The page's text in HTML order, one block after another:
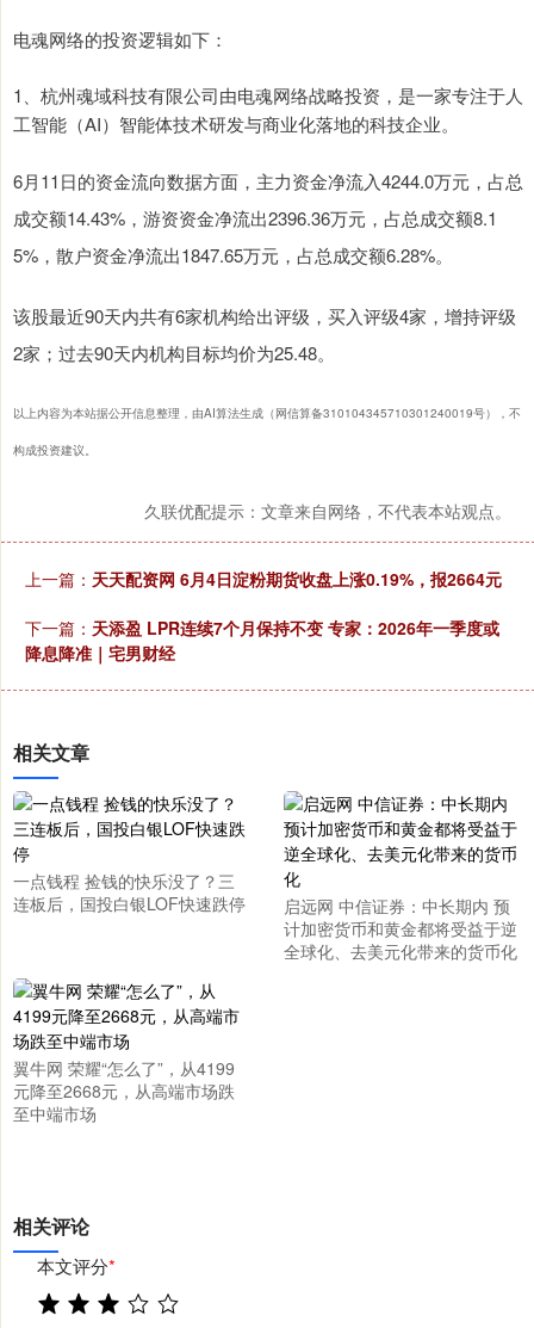
电魂网络的投资逻辑如下：
1、杭州魂域科技有限公司由电魂网络战略投资，是一家专注于人
工智能（AI）智能体技术研发与商业化落地的科技企业。
6月11日的资金流向数据方面，主力资金净流入4244.0万元，占总
成交额14.43%，游资资金净流出2396.36万元，占总成交额8.1
5%，散户资金净流出1847.65万元，占总成交额6.28%。
该股最近90天内共有6家机构给出评级，买入评级4家，增持评级
2家；过去90天内机构目标均价为25.48。
以上内容为本站据公开信息整理，由AI算法生成（网信算备310104345710301240019号），不
构成投资建议。
久联优配提示：文章来自网络，不代表本站观点。
上一篇： 天天配资网 6月4日淀粉期货收盘上涨0.19%，报2664元
下一篇： 天添盈 LPR连续7个月保持不变 专家：2026年一季度或
降息降准｜宅男财经
相关文章
一点钱程 捡钱的快乐没了？三
连板后，国投白银LOF快速跌停
启远网 中信证券：中长期内 预
计加密货币和黄金都将受益于逆
全球化、去美元化带来的货币化
翼牛网 荣耀“怎么了”，从4199
元降至2668元，从高端市场跌
至中端市场
相关评论
本文评分*